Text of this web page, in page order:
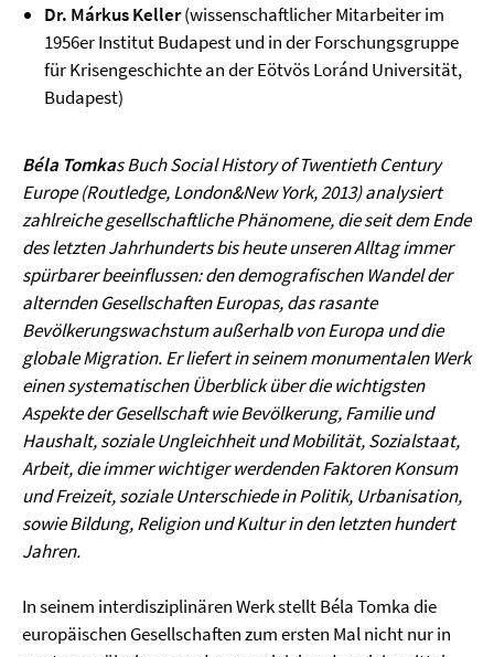
Dr. Márkus Keller(wissenschaftlicher Mitarbeiter im
1956er Institut Budapest und in der Forschungsgruppe
für Krisengeschichte an der Eötvös Loránd Universität,
Budapest)
Béla Tomkas Buch Social History of Twentieth Century
Europe (Routledge, London&New York, 2013) analysiert
zahlreiche gesellschaftliche Phänomene, die seit dem Ende
des letzten Jahrhunderts bis heute unseren Alltag immer
spürbarer beeinflussen: den demografischen Wandel der
alternden Gesellschaften Europas, das rasante
Bevölkerungswachstum außerhalb von Europa und die
globale Migration. Er liefert in seinem monumentalen Werk
einen systematischen Überblick über die wichtigsten
Aspekte der Gesellschaft wie Bevölkerung, Familie und
Haushalt, soziale Ungleichheit und Mobilität, Sozialstaat,
Arbeit, die immer wichtiger werdenden Faktoren Konsum
und Freizeit, soziale Unterschiede in Politik, Urbanisation,
sowie Bildung, Religion und Kultur in den letzten hundert
Jahren.
In seinem interdisziplinären Werk stellt Béla Tomka die
europäischen Gesellschaften zum ersten Mal nicht nur in